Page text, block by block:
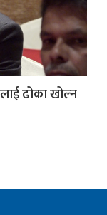
ढोका खोल्न